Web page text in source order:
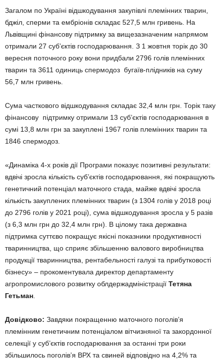
Загалом по Україні відшкодування закупівлі племінних тварин,
бджіл, сперми та ембріонів складає 527,5 млн гривень. На
Львівщині фінансову підтримку за вищезазначеним напрямом
отримали 27 суб’єктів господарювання. З 1 жовтня торік до 30
вересня поточного року вони придбали 2796 голів племінних
тварин та 3611 одиниць спермодоз бугаїв-плідників на суму
56,7 млн гривень.
Сума часткового відшкодування складає 32,4 млн грн. Торік таку
фінансову підтримку отримали 13 суб’єктів господарювання в
сумі 13,8 млн грн за закуплені 1967 голів племінних тварин та
1846 спермодоз.
«Динаміка 4-х років дії Програми показує позитивні результати:
вдвічі зросла кількість суб’єктів господарювання, які покращують
генетичний потенціал маточного стада, майже вдвічі зросла
кількість закуплених племінних тварин (з 1304 голів у 2018 році
до 2796 голів у 2021 році), сума відшкодування зросла у 5 разів
(з 6,3 млн грн до 32,4 млн грн). В цілому така державна
підтримка суттєво покращує якісні показники продуктивності
тваринництва, що сприяє збільшенню валового виробництва
продукції тваринництва, рентабельності галузі та прибутковості
бізнесу» – прокоментувала директор департаменту
агропромислового розвитку облдержадміністрації Тетяна
Гетьман
Довідково: Завдяки покращенню маточного поголів’я
племінним генетичним потенціалом вітчизняної та закордонної
селекції у суб’єктів господарювання за останні три роки
збільшилось поголів’я ВРХ та свиней відповідно на 4,2% та